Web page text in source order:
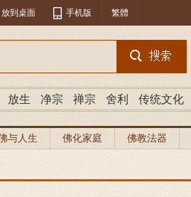
放到桌面 手机版 繁體
放生 净宗 禅宗 舍利 传统文化
与人生 佛化家庭 佛教法器